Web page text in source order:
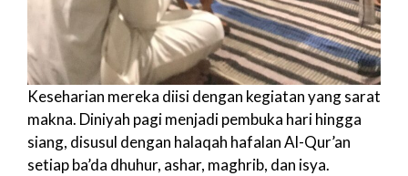
Keseharian mereka diisi dengan kegiatan yang sarat
makna. Diniyah pagi menjadi pembuka hari hingga
siang, disusul dengan halaqah hafalan Al-Qur’an
setiap ba’da dhuhur, ashar, maghrib, dan isya.